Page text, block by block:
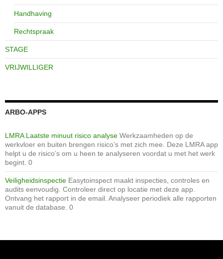
Handhaving
Rechtspraak
STAGE
VRIJWILLIGER
ARBO-APPS
LMRA Laatste minuut risico analyse Werkzaamheden op de
werkvloer en buiten brengen risico’s met zich mee. Deze LMRA app
helpt u de risico’s om u heen te analyseren voordat u met het werk
begint. 0
Veiligheidsinspectie Easytoinspect maakt inspecties, controles en
audits eenvoudig. Controleer direct op locatie met deze app.
Ontvang het rapport in de email. Analyseer periodiek alle rapporten
vanuit de database. 0